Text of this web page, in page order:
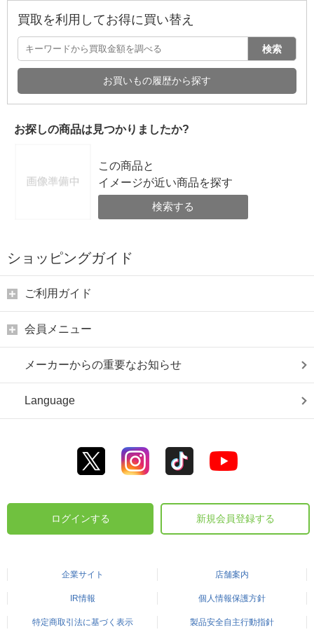
買取を利用してお得に買い替え
検索
お買いもの履歴から探す
お探しの商品は見つかりましたか?
この商品と
イメージが近い商品を探す
検索する
ショッピングガイド
ご利用ガイド
会員メニュー
メーカーからの重要なお知らせ
Language
ログインする 新規会員登録する
企業サイト 店舗案内
IR情報 個人情報保護方針
特定商取引法に基づく表示 製品安全自主行動指針